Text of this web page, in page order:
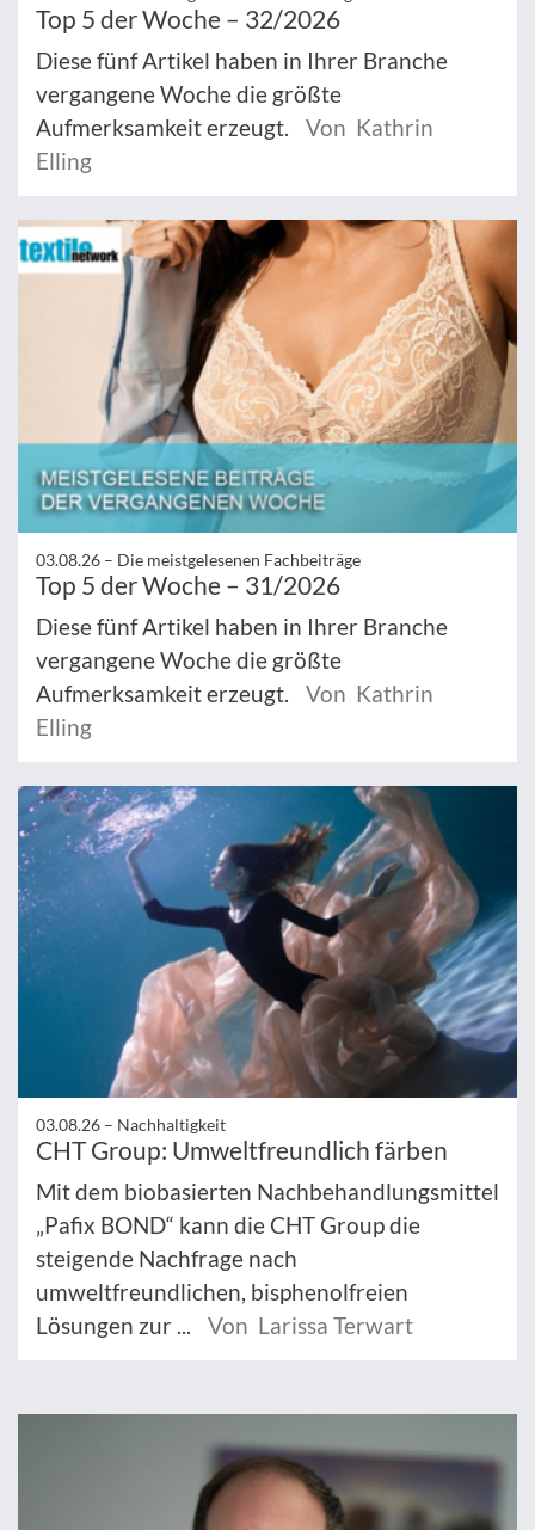
Top 5 der Woche – 32/2026
Diese fünf Artikel haben in Ihrer Branche
vergangene Woche die größte
Aufmerksamkeit erzeugt.
Von Kathrin
Elling
03.08.26 – Die meistgelesenen Fachbeiträge
Top 5 der Woche – 31/2026
Diese fünf Artikel haben in Ihrer Branche
vergangene Woche die größte
Aufmerksamkeit erzeugt.
Von Kathrin
Elling
03.08.26 – Nachhaltigkeit
CHT Group: Umweltfreundlich färben
Mit dem biobasierten Nachbehandlungsmittel
„Pafix BOND“ kann die CHT Group die
steigende Nachfrage nach
umweltfreundlichen, bisphenolfreien
Lösungen zur ...
Von Larissa Terwart